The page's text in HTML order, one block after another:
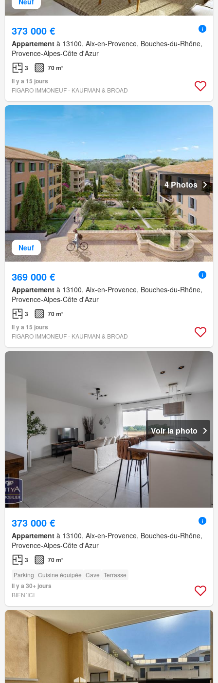
373 000 €
Appartement à 13100, Aix-en-Provence, Bouches-du-Rhône,
Provence-Alpes-Côte d'Azur
3
70 m²
Il y a 15 jours
FIGARO IMMONEUF - KAUFMAN & BROAD
Neuf
4 Photos
369 000 €
Appartement à 13100, Aix-en-Provence, Bouches-du-Rhône,
Provence-Alpes-Côte d'Azur
3
70 m²
Il y a 15 jours
FIGARO IMMONEUF - KAUFMAN & BROAD
Voir la photo
373 000 €
Appartement à 13100, Aix-en-Provence, Bouches-du-Rhône,
Provence-Alpes-Côte d'Azur
3 70 m²
Parking Cuisine équipée Cave Terrasse
Il y a 30+ jours
BIEN´ICI